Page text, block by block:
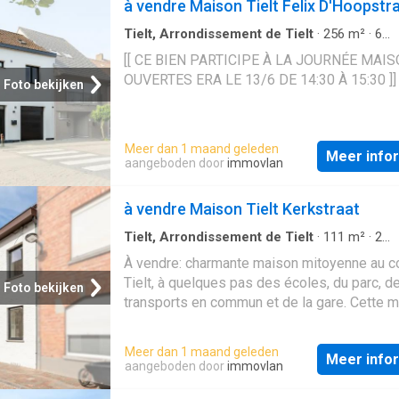
Foto bekijken
à vendre Maison Tielt Felix
Tielt, Arrondissement de Tielt · 256 m² · 6
Slaapkamers
Badkamers Geschakelde
[[ CE BIEN PARTICIPE À LA JOURNÉE
OUVERTES ERA LE 13/6 DE 14:30 À 15:30 ]]
Meer dan 1 maand geleden
aangeboden doorimmovlan Meer
Foto bekijken
à vendre Maison Tielt Kerkstraat
Tielt, Arrondissement de Tielt · 111 m² · 2
Slaapkamers
Tuin·IUitgeruste keuken
À vendre: charmante maison mitoyenne au
Tielt, à quelques pas des écoles, du parc,
transports en commun et de la gare. Cette
de qualité, allie le charme de sa
1918) au confort moderne. Dotée de 9
solaires (2.760 Wp) et d’un label EPC A,
Meer dan 1 maand geleden
aangeboden doorimmovlan Meer